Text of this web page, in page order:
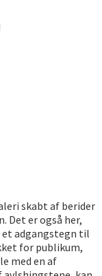
skabt af berider
Det er også her,
et adgangstegn til
for publikum,
med en af